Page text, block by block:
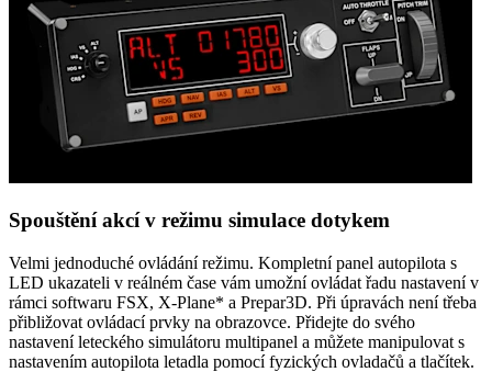
Spouštění akcí v režimu simulace dotykem
Velmi jednoduché ovládání režimu. Kompletní panel autopilota s
LED ukazateli v reálném čase vám umožní ovládat řadu nastavení v
rámci softwaru FSX, X-Plane* a Prepar3D. Při úpravách není třeba
přibližovat ovládací prvky na obrazovce. Přidejte do svého
nastavení leteckého simulátoru multipanel a můžete manipulovat s
nastavením autopilota letadla pomocí fyzických ovladačů a tlačítek.